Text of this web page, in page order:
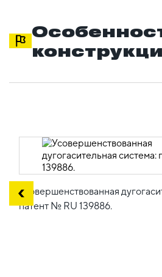
Усовершенствованная
патент № RU 139886.